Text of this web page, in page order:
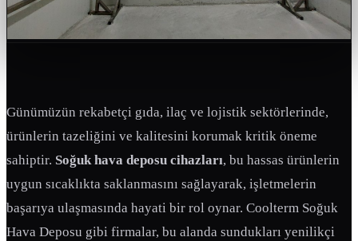
Günümüzün rekabetçi gıda, ilaç ve lojistik sektörlerinde,
ürünlerin tazeliğini ve kalitesini korumak kritik öneme
sahiptir. Soğuk hava deposu cihazları, bu hassas ürünlerin
uygun sıcaklıkta saklanmasını sağlayarak, işletmelerin
başarıya ulaşmasında hayati bir rol oynar. Coolterm Soğuk
Hava Deposu gibi firmalar, bu alanda sundukları yenilikçi